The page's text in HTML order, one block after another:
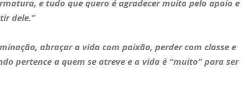
e tudo que quero é agradecer muito pelo apoio e
dele.”
abraçar a vida com paixão, perder com classe e
pertence a quem se atreve e a vida é “muito” para ser